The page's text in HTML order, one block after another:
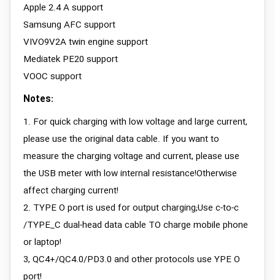
Apple 2.4 A support
Samsung AFC support
VIVO9V2A twin engine support
Mediatek PE20 support
VOOC support
Notes:
1. For quick charging with low voltage and large current,
please use the original data cable. If you want to
measure the charging voltage and current, please use
the USB meter with low internal resistance!Otherwise
affect charging current!
2. TYPE O port is used for output charging;Use c-to-c
/TYPE_C dual-head data cable TO charge mobile phone
or laptop!
3, QC4+/QC4.0/PD3.0 and other protocols use YPE O
port!